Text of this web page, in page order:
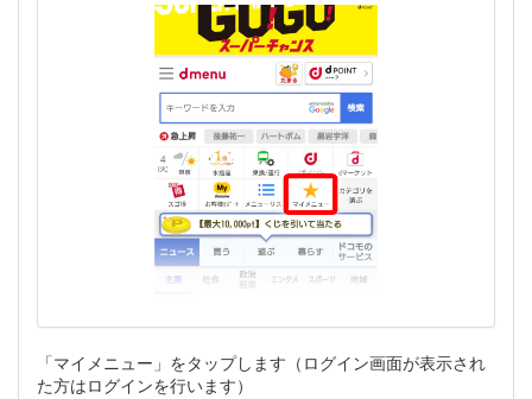
「マイメニュー」をタップします（ログイン画面が表示され
た方はログインを行います）